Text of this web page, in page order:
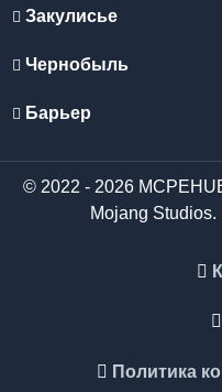
Закулисье
Чернобыль
Барьер
© 2022 - 2026
Mojang
Политика